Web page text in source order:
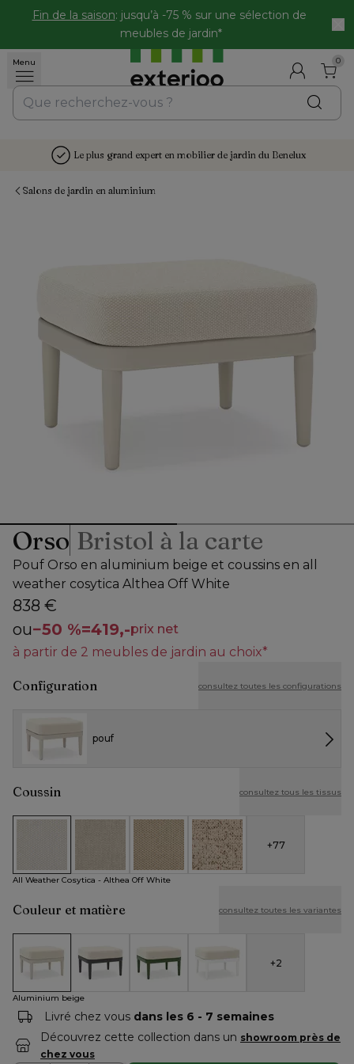
Fin de la saison: jusqu’à -75 % sur une sélection de
meubles de jardin*
Menu 0
Le plus grand expert en mobilier de jardin du Benelux
Salons de jardin en aluminium
Orso Bristol à la carte
Pouf Orso en aluminium beige et coussins en all
weather cosytica Althea Off White
838 €
ou−50 %=419,-prix net
à partir de 2 meubles de jardin au choix*
Configuration consultez toutes les configurations
pouf
Coussin consultez tous les tissus
All Weather Cosytica - Althea Off White
All Weather Cosytica - Althea Chalk
All Weather Cosytica - Althea Camel
All Weather Cosytica - Bora
+77
All Weather Cosytica - Althea Off White
Couleur et matière consultez toutes les variantes
Aluminium beigeAluminium noirAluminium vertAluminium blanc
+2
Aluminium beige
Livré chez vous dans les 6 - 7 semaines
Découvrez cette collection dans un showroom près de
chez vous